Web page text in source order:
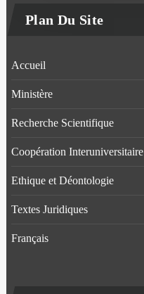
Plan Du Site
Accueil
Ministère
Recherche Scientifique
Coopération Interuniversitaire
Ethique et Déontologie
Textes Juridiques
Français